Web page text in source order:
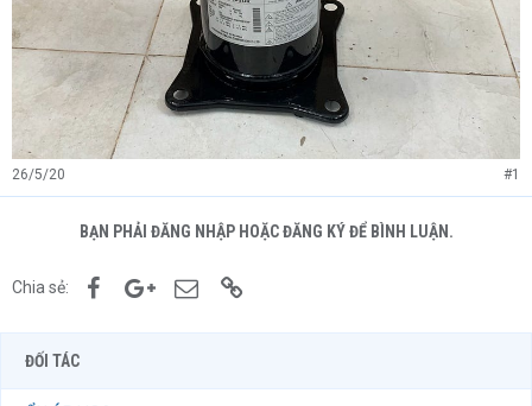
26/5/20 #1
BẠN PHẢI ĐĂNG NHẬP HOẶC ĐĂNG KÝ ĐỂ BÌNH LUẬN.
Chia sẻ: FacebookGoogle+Email
ĐỐI TÁC